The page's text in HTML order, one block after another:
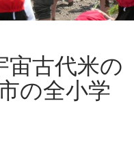
宙古代米の
の全小学